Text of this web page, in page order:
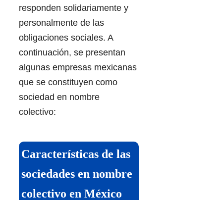
responden solidariamente y
personalmente de las
obligaciones sociales. A
continuación, se presentan
algunas empresas mexicanas
que se constituyen como
sociedad en nombre
colectivo:
Características de las
sociedades en nombre
colectivo en México